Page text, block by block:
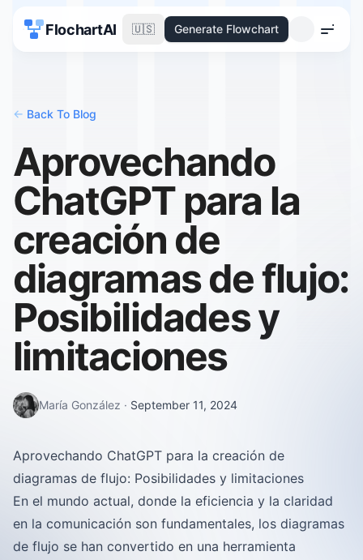
FlochartAI 🇺🇸 Generate Flowchart
Menu
<- Back To Blog
Aprovechando
ChatGPT para la
creación de
diagramas de flujo:
Posibilidades y
limitaciones
María González · September 11, 2024
Aprovechando ChatGPT para la creación de
diagramas de flujo: Posibilidades y limitaciones
En el mundo actual, donde la eficiencia y la claridad
en la comunicación son fundamentales, los diagramas
de flujo se han convertido en una herramienta